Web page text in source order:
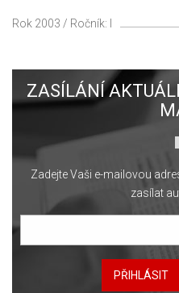
Rok 2003 / Ročník: I
ZASÍLÁNÍ
Zadejte Vaši e-mailovou
zasílat
PŘIHLÁSIT